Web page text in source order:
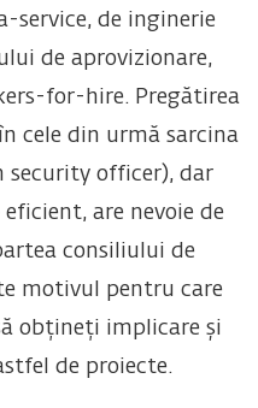
service, de inginerie
de aprovizionare,
for-hire. Pregătirea
cele din urmă sarcina
security officer), dar
are nevoie de
consiliului de
motivul pentru care
obțineți implicare și
de proiecte.